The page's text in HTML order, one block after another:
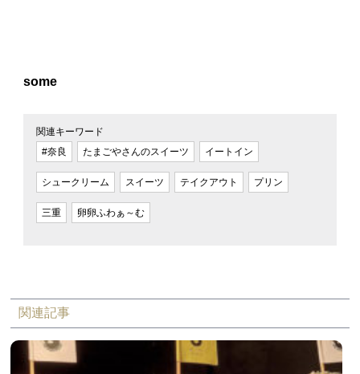
some
関連キーワード
#奈良
たまごやさんのスイーツ イートイン
シュークリーム スイーツ テイクアウト プリン
三重 卵卵ふわぁ～む
関連記事